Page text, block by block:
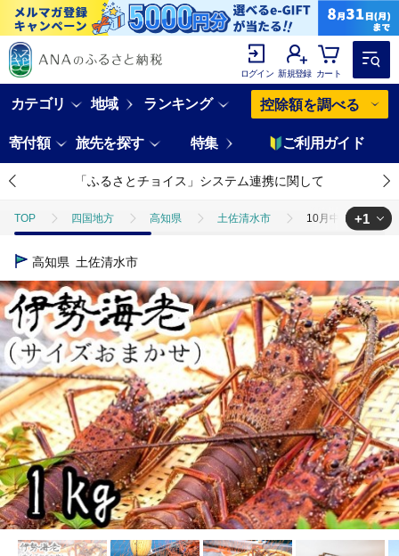
ログイン 新規登録 カート
カテゴリ 地域 ランキング 控除額を調べる
寄付額 旅先を探す 特集 ご利用ガイド
「ふるさとチョイス」システム連携に関して
TOP 四国地方 高知県 土佐清水市 10月中旬以降発送
TOP
+1
高知県 土佐清水市